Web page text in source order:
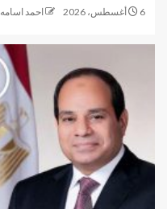
6 أغسطس، 2026 احمد اسامه